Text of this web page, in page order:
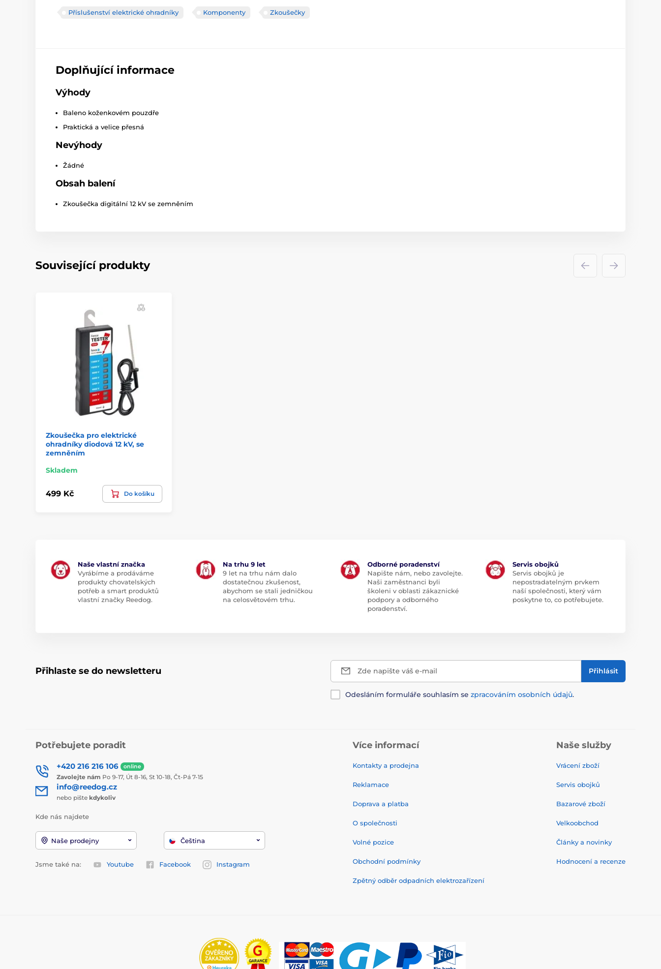
Příslušenství elektrické ohradníky Komponenty Zkoušečky
Doplňující informace
Výhody
Baleno koženkovém pouzdře
Praktická a velice přesná
Nevýhody
Žádné
Obsah balení
Zkoušečka digitální 12 kV se zemněním
Související produkty
Zkoušečka pro elektrické
ohradníky diodová 12 kV, se
zemněním
Skladem
499 Kč Do košíku
Naše vlastní značka
Vyrábíme a prodáváme
produkty chovatelských
potřeb a smart produktů
vlastní značky Reedog.
Na trhu 9 let
9 let na trhu nám dalo
dostatečnou zkušenost,
abychom se stali jedničkou
na celosvětovém trhu.
Odborné poradenství
Napište nám, nebo zavolejte.
Naši zaměstnanci byli
školeni v oblasti zákaznické
podpory a odborného
poradenství.
Servis obojků
Servis obojků je
nepostradatelným prvkem
naší společnosti, který vám
poskytne to, co potřebujete.
Přihlaste se do newsletteru Zde napište váš e-mail Přihlásit
Odesláním formuláře souhlasím se zpracováním osobních údajů.
Potřebujete poradit
+420 216 216 106 online
Zavolejte nám Po 9-17, Út 8-16, St 10-18, Čt-Pá 7-15
info@reedog.cz
nebo pište kdykoliv
Kde nás najdete
Naše prodejny Čeština
Jsme také na: Youtube Facebook Instagram
Více informací
Kontakty a prodejna
Reklamace
Doprava a platba
O společnosti
Volné pozice
Obchodní podmínky
Zpětný odběr odpadních elektrozařízení
Naše služby
Vrácení zboží
Servis obojků
Bazarové zboží
Velkoobchod
Články a novinky
Hodnocení a recenze